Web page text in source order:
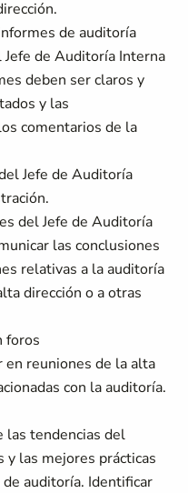
de auditoría
de Auditoría Interna
deben ser claros y
y las
comentarios de la
Jefe de Auditoría
del Jefe de Auditoría
las conclusiones
relativas a la auditoría
dirección o a otras
foros
reuniones de la alta
con la auditoría.
las tendencias del
las mejores prácticas
auditoría. Identificar